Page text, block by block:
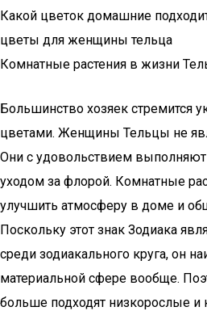
Какой цветок домашние
цветы для женщины тельца
Комнатные растения в жизни
Большинство хозяек стремится
цветами. Женщины Тельцы не
Они с удовольствием
уходом за флорой. Комнатные
улучшить атмосферу в доме и
Поскольку этот знак Зодиака
среди зодиакального круга, он
материальной сфере вообще.
больше подходят низкорослые и